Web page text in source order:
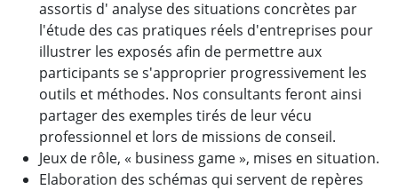
assortis d' analyse des situations concrètes par
l'étude des cas pratiques réels d'entreprises pour
illustrer les exposés afin de permettre aux
participants se s'approprier progressivement les
outils et méthodes. Nos consultants feront ainsi
partager des exemples tirés de leur vécu
professionnel et lors de missions de conseil.
Jeux de rôle, « business game », mises en situation.
Elaboration des schémas qui servent de repères